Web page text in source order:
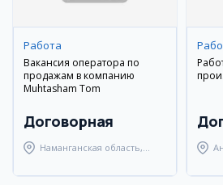
Работа
Вакансия оператора по
продажам в компанию
Muhtasham Tom
Договорная
Наманганская область,